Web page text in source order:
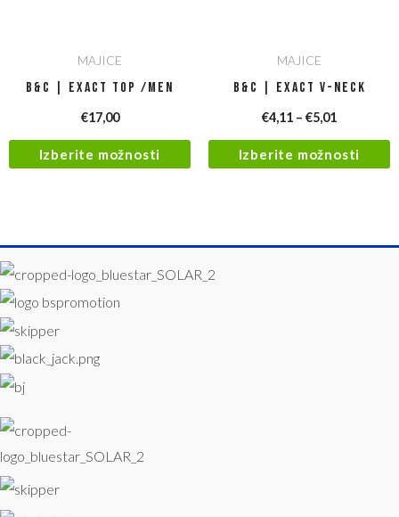
MAJICE
B&C | Exact Top /men
€17,00
Izberite možnosti
MAJICE
B&C | Exact V-Neck
€4,11 – €5,01
Izberite možnosti